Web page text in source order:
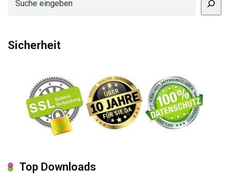
Sicherheit
Top Downloads